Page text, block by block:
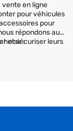
en ligne
pour véhicules
pour
répondons aux
et sécuriser leurs
: